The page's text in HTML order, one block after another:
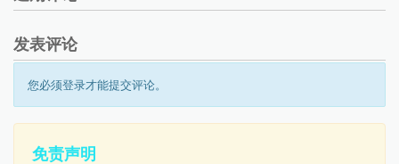
发表评论
您必须登录才能提交评论。
免责声明